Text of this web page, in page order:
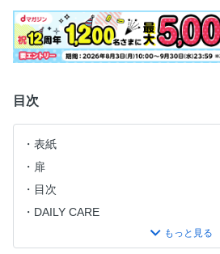
目次
表紙
扉
目次
DAILY CARE
【01】白シャツの機嫌のとり方を知